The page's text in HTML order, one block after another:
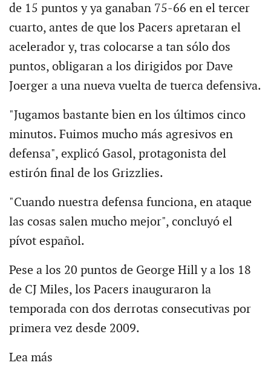
de 15 puntos y ya ganaban 75-66 en el tercer
cuarto, antes de que los Pacers apretaran el
acelerador y, tras colocarse a tan sólo dos
puntos, obligaran a los dirigidos por Dave
Joerger a una nueva vuelta de tuerca defensiva.
"Jugamos bastante bien en los últimos cinco
minutos. Fuimos mucho más agresivos en
defensa", explicó Gasol, protagonista del
estirón final de los Grizzlies.
"Cuando nuestra defensa funciona, en ataque
las cosas salen mucho mejor", concluyó el
pívot español.
Pese a los 20 puntos de George Hill y a los 18
de CJ Miles, los Pacers inauguraron la
temporada con dos derrotas consecutivas por
primera vez desde 2009.
Lea más